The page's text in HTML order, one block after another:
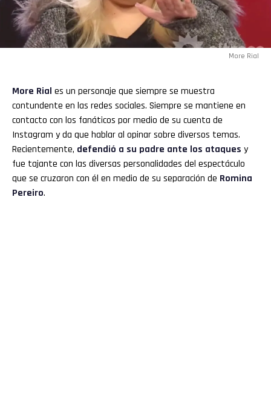
More Rial
More Rial es un personaje que siempre se muestra
contundente en las redes sociales. Siempre se mantiene en
contacto con los fanáticos por medio de su cuenta de
Instagram y da que hablar al opinar sobre diversos temas.
Recientemente, defendió a su padre ante los ataques y
fue tajante con las diversas personalidades del espectáculo
que se cruzaron con él en medio de su separación de Romina
Pereiro.
Whatsapp
Email